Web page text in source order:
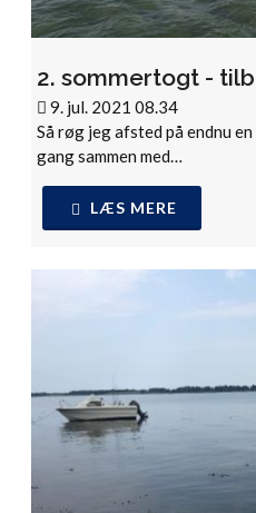
2. sommertogt -
9. jul. 2021 08.34
Så røg jeg afsted på endnu
gang sammen med…
LÆS MERE